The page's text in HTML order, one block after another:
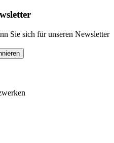
Sie sich für unseren Newsletter